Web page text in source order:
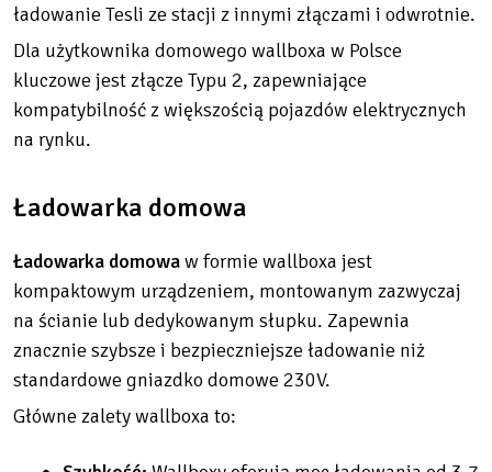
ładowanie Tesli ze stacji z innymi złączami i odwrotnie.
Dla użytkownika domowego wallboxa w Polsce
kluczowe jest złącze Typu 2, zapewniające
kompatybilność z większością pojazdów elektrycznych
na rynku.
Ładowarka domowa
Ładowarka domowaw formie wallboxa jest
kompaktowym urządzeniem, montowanym zazwyczaj
na ścianie lub dedykowanym słupku. Zapewnia
znacznie szybsze i bezpieczniejsze ładowanie niż
standardowe gniazdko domowe 230V.
Główne zalety wallboxa to: